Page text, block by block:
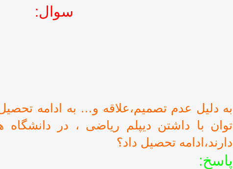
سوال:
به دلیل عدم تصمیم،علاقه و… به ادامه
توان با داشتن دیپلم ریاضی ، در
دارند،ادامه تحصیل داد؟
پاسخ: